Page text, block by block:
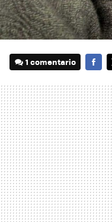
1 comentario